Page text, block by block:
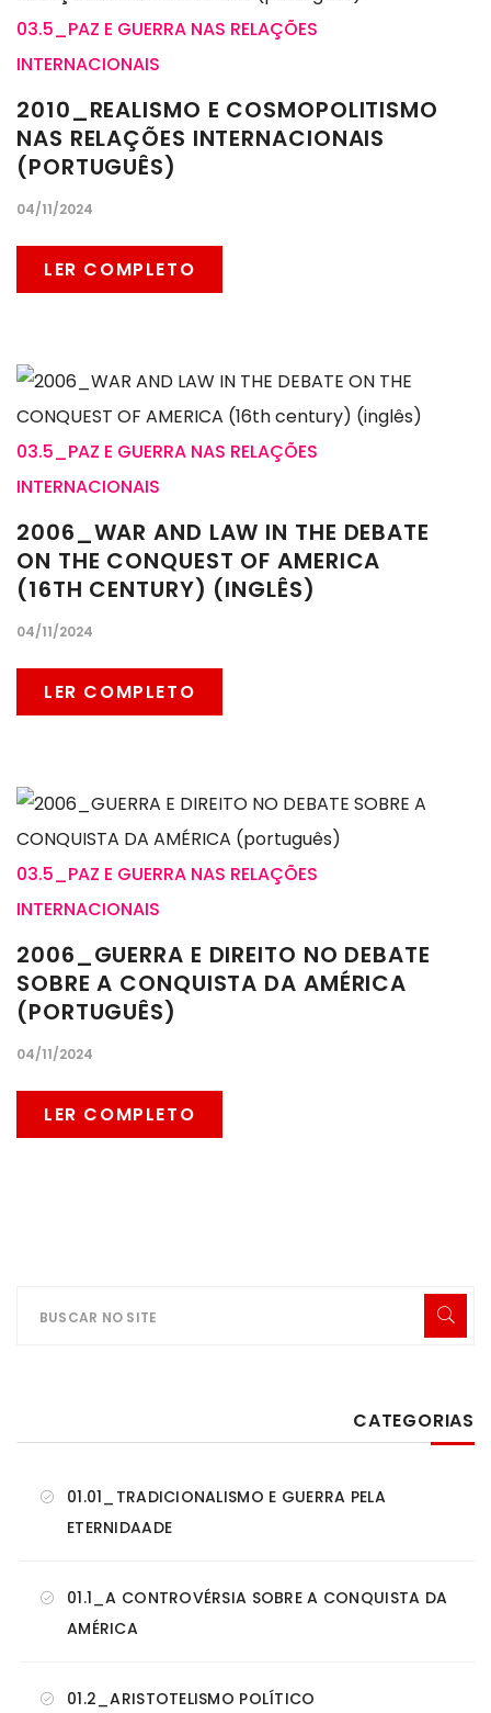
03.5_PAZ E GUERRA NAS RELAÇÕES
INTERNACIONAIS
2010_REALISMO E COSMOPOLITISMO
NAS RELAÇÕES INTERNACIONAIS
(PORTUGUÊS)
04/11/2024
LER COMPLETO
03.5_PAZ E GUERRA NAS RELAÇÕES
INTERNACIONAIS
2006_WAR AND LAW IN THE DEBATE
ON THE CONQUEST OF AMERICA
(16TH CENTURY) (INGLÊS)
04/11/2024
LER COMPLETO
03.5_PAZ E GUERRA NAS RELAÇÕES
INTERNACIONAIS
2006_GUERRA E DIREITO NO DEBATE
SOBRE A CONQUISTA DA AMÉRICA
(PORTUGUÊS)
04/11/2024
LER COMPLETO
CATEGORIAS
01.01_TRADICIONALISMO E GUERRA PELA
ETERNIDAADE
01.1_A CONTROVÉRSIA SOBRE A CONQUISTA DA
AMÉRICA
01.2_ARISTOTELISMO POLÍTICO